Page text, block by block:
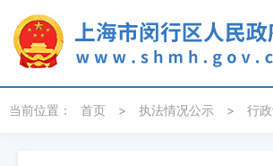
当前位置： 首页 > 执法情况公示 > 行